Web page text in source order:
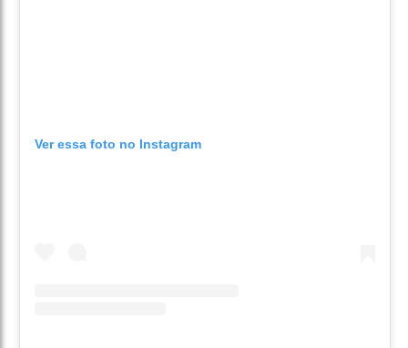
Ver essa foto no Instagram